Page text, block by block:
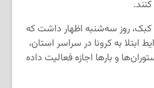
کبک، روز سه‌شنبه اظهار داشت که
ابتلا به کرونا در سراسر استان،
و بارها اجازه فعالیت داده